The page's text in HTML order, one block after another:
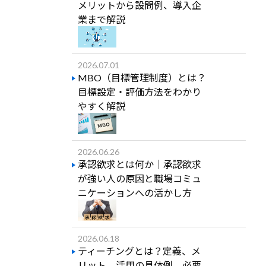
メリットから設問例、導入企
業まで解説
2026.07.01
MBO（目標管理制度）とは？
目標設定・評価方法をわかり
やすく解説
2026.06.26
承認欲求とは何か｜承認欲求
が強い人の原因と職場コミュ
ニケーションへの活かし方
2026.06.18
ティーチングとは？定義、メ